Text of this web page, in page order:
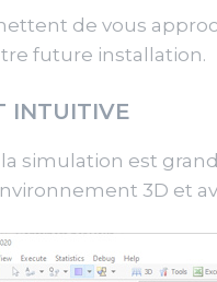
de vous
future installation.
INTUITIVE
simulation est
3D et